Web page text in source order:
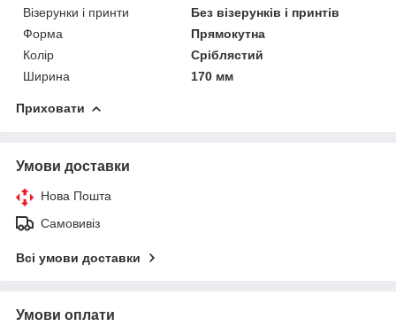
Візерунки і принти
Без візерунків і принтів
Форма
Прямокутна
Колір
Сріблястий
Ширина
170 мм
Приховати
Умови доставки
Нова Пошта
Самовивіз
Всі умови доставки
Умови оплати